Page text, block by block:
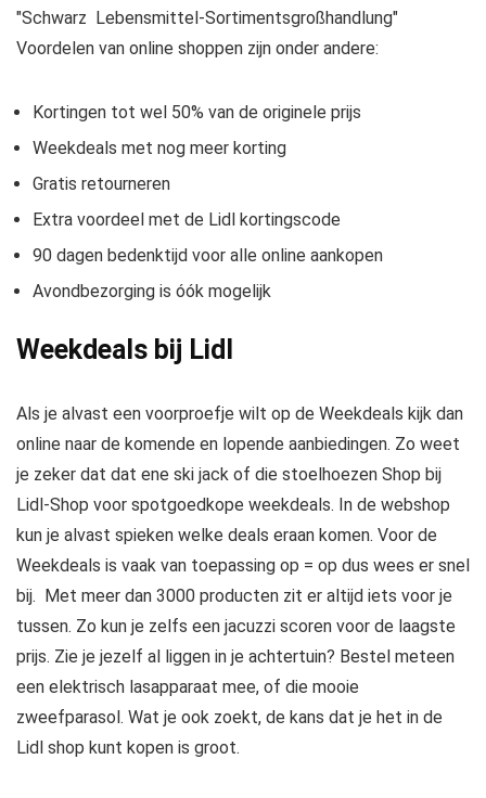
"Schwarz Lebensmittel-Sortimentsgroßhandlung"
Voordelen van online shoppen zijn onder andere:
Kortingen tot wel 50% van de originele prijs
Weekdeals met nog meer korting
Gratis retourneren
Extra voordeel met de Lidl kortingscode
90 dagen bedenktijd voor alle online aankopen
Avondbezorging is óók mogelijk
Weekdeals bij Lidl
Als je alvast een voorproefje wilt op de Weekdeals kijk dan
online naar de komende en lopende aanbiedingen. Zo weet
je zeker dat dat ene ski jack of die stoelhoezen Shop bij
Lidl-Shop voor spotgoedkope weekdeals. In de webshop
kun je alvast spieken welke deals eraan komen. Voor de
Weekdeals is vaak van toepassing op = op dus wees er snel
bij. Met meer dan 3000 producten zit er altijd iets voor je
tussen. Zo kun je zelfs een jacuzzi scoren voor de laagste
prijs. Zie je jezelf al liggen in je achtertuin? Bestel meteen
een elektrisch lasapparaat mee, of die mooie
zweefparasol. Wat je ook zoekt, de kans dat je het in de
Lidl shop kunt kopen is groot.